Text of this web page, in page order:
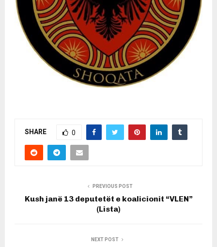
SHARE 0
PREVIOUS POST
Kush janë 13 deputetët e koalicionit “VLEN”
(Lista)
NEXT POST